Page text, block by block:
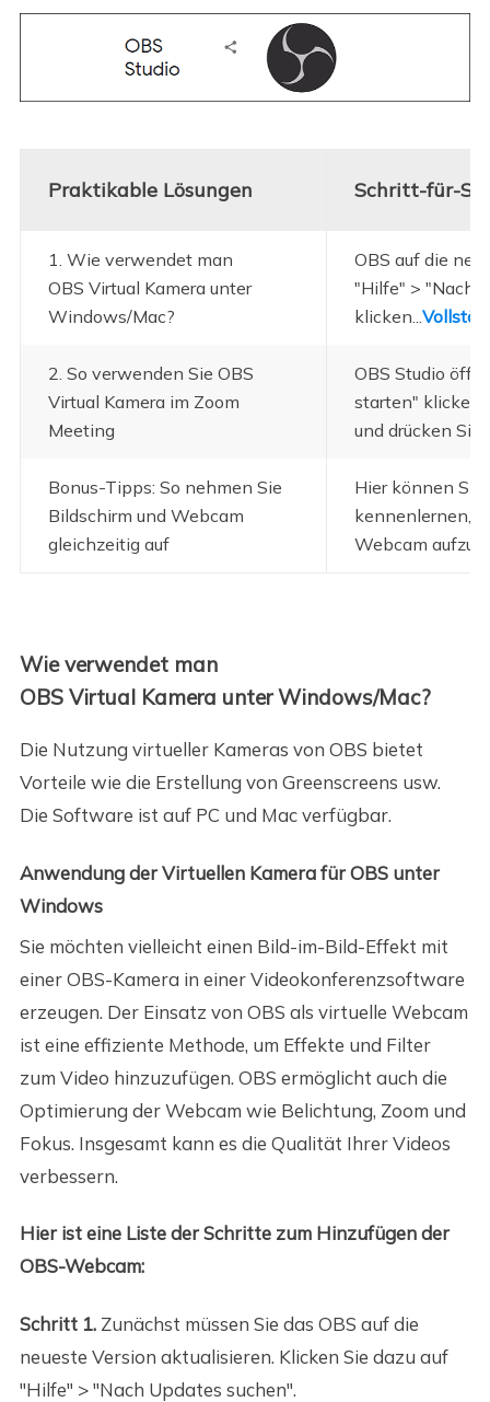
Praktikable Lösungen Schritt-für-
1. Wie verwendet man
OBS Virtual Kamera unter
Windows/Mac?
OBS auf die
"Hilfe" > "Nach
klicken...
2. So verwenden Sie OBS
Virtual Kamera im Zoom
Meeting
OBS Studio
starten" klicken.
und drücken Sie...
Bonus-Tipps: So nehmen Sie
Bildschirm und Webcam
gleichzeitig auf
Hier können
kennenlernen,
Webcam
Wie verwendet man
OBS Virtual Kamera unter Windows/Mac?
Die Nutzung virtueller Kameras von OBS bietet
Vorteile wie die Erstellung von Greenscreens usw.
Die Software ist auf PC und Mac verfügbar.
Anwendung der Virtuellen Kamera für OBS unter
Windows
Sie möchten vielleicht einen Bild-im-Bild-Effekt mit
einer OBS-Kamera in einer Videokonferenzsoftware
erzeugen. Der Einsatz von OBS als virtuelle Webcam
ist eine effiziente Methode, um Effekte und Filter
zum Video hinzuzufügen. OBS ermöglicht auch die
Optimierung der Webcam wie Belichtung, Zoom und
Fokus. Insgesamt kann es die Qualität Ihrer Videos
verbessern.
Hier ist eine Liste der Schritte zum Hinzufügen der
OBS-Webcam:
Schritt 1. Zunächst müssen Sie das OBS auf die
neueste Version aktualisieren. Klicken Sie dazu auf
"Hilfe" > "Nach Updates suchen".